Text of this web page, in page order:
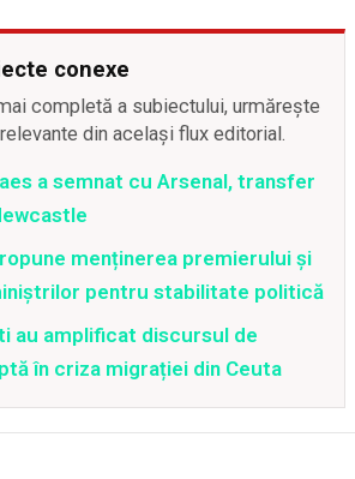
conexe
completă a subiectului, urmărește
din același flux editorial.
a semnat cu Arsenal, transfer
menținerea premierului și
pentru stabilitate politică
au amplificat discursul de
în criza migrației din Ceuta